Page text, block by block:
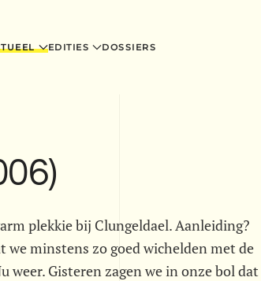
EDITIES DOSSIERS
plekkie bij Clungeldael. Aanleiding?
we minstens zo goed wichelden met de
Gisteren zagen we in onze bol dat